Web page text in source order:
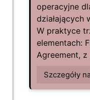
operacyjne
działających
W praktyce
elementach:
Agreement,
Szczegóły